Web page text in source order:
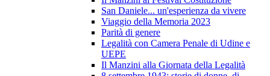
San Daniele... un'esperienza da vivere
Viaggio della Memoria 2023
Parità di genere
Legalità con Camera Penale di Udine e
UEPE
Il Manzini alla Giornata della Legalità